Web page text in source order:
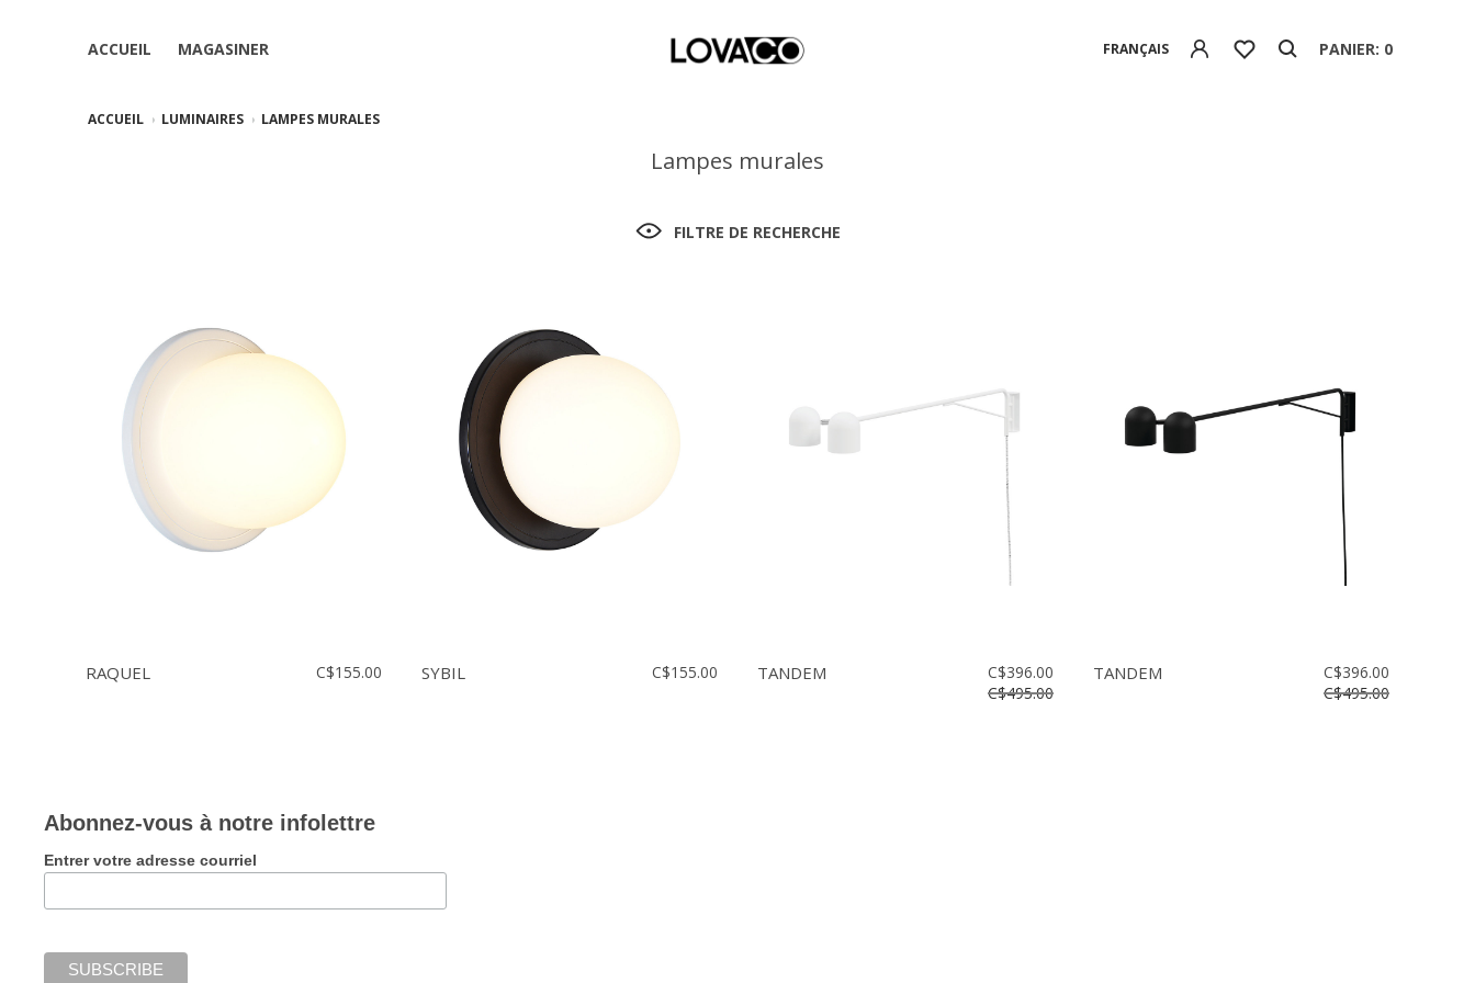
ACCUEIL MAGASINER FRANÇAIS PANIER: 0
ACCUEIL LUMINAIRES LAMPES MURALES
Lampes murales
FILTRE DE RECHERCHE
RAQUEL C$155.00 SYBIL C$155.00 TANDEM
C$396.00
C$495.00
TANDEM
C$396.00
C$495.00
Abonnez-vous à notre infolettre
Entrer votre adresse courriel